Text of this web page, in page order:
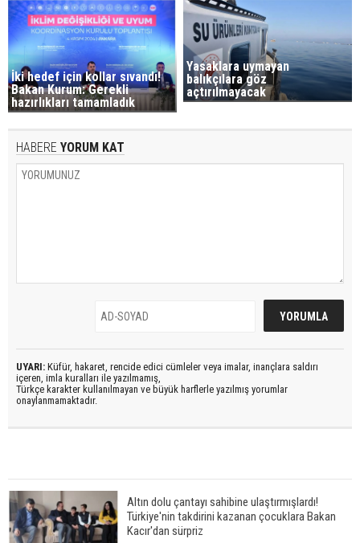
İki hedef için kollar sıvandı!
Bakan Kurum: Gerekli
hazırlıkları tamamladık
Yasaklara uymayan
balıkçılara göz
açtırılmayacak
HABERE YORUM KAT
UYARI: Küfür, hakaret, rencide edici cümleler veya imalar, inançlara saldırı
içeren, imla kuralları ile yazılmamış,
Türkçe karakter kullanılmayan ve büyük harflerle yazılmış yorumlar
onaylanmamaktadır.
Altın dolu çantayı sahibine ulaştırmışlardı!
Türkiye'nin takdirini kazanan çocuklara Bakan
Kacır'dan sürpriz